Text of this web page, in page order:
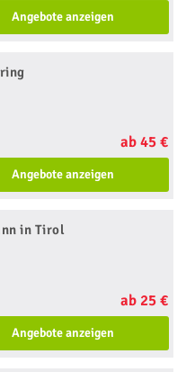
Angebote anzeigen
ab 45 €
Angebote anzeigen
in Tirol
ab 25 €
Angebote anzeigen